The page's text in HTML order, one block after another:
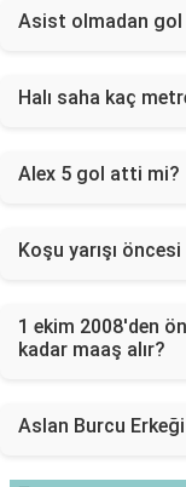
Asist olmadan gol
Halı saha kaç
Alex 5 gol atti mi?
Koşu yarışı
1 ekim 2008'den
kadar maaş alır?
Aslan Burcu Erkeği